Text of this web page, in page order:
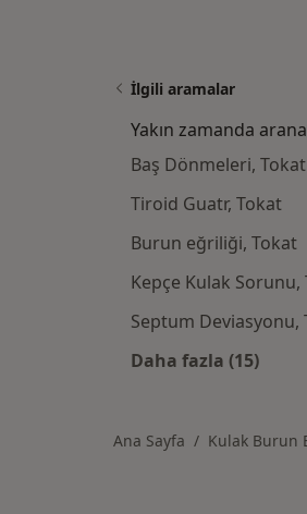
İlgili aramalar
Yakın zamanda
Baş Dönmeleri, Tokat
Tiroid Guatr, Tokat
Burun eğriliği, Tokat
Kepçe Kulak Sorunu,
Septum Deviasyonu,
Daha fazla (15)
Ana Sayfa Kulak Burun